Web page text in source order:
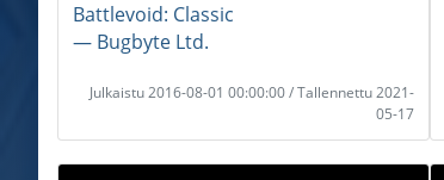
Battlevoid: Classic
― Bugbyte Ltd.
Julkaistu 2016-08-01 00:00:00 / Tallennettu 2021-
05-17